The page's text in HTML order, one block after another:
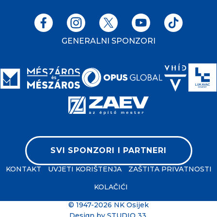
GENERALNI SPONZORI
SVI SPONZORI I PARTNERI
KONTAKT UVJETI KORIŠTENJA ZAŠTITA PRIVATNOSTI
KOLAČIĆI
© 1947-2026 NK Osijek